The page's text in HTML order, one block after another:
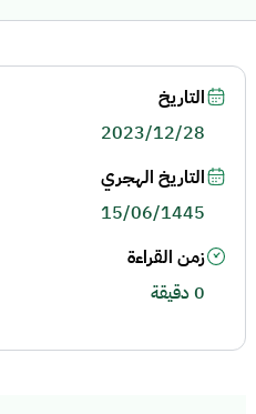
التاريخ
2023/12/28
التاريخ الهجري
15/06/1445
زمن القراءة
0 دقيقة